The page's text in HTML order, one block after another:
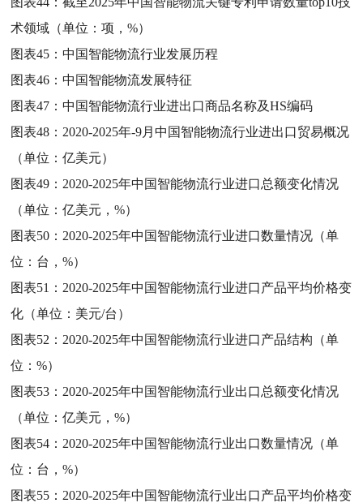
术领域（单位：项，%）
图表45：中国智能物流行业发展历程
图表46：中国智能物流发展特征
图表47：中国智能物流行业进出口商品名称及HS编码
图表48： 2020-2025年-9月中国智能物流行业进出口贸易概况
（单位：亿美元）
图表49： 2020-2025年中国智能物流行业进口总额变化情况
（单位：亿美元，%）
图表50： 2020-2025年中国智能物流行业进口数量情况（单
位：台，%）
图表51： 2020-2025年中国智能物流行业进口产品平均价格变
化（单位：美元/台）
图表52： 2020-2025年中国智能物流行业进口产品结构（单
位：%）
图表53： 2020-2025年中国智能物流行业出口总额变化情况
（单位：亿美元，%）
图表54： 2020-2025年中国智能物流行业出口数量情况（单
位：台，%）
图表55： 2020-2025年中国智能物流行业出口产品平均价格变